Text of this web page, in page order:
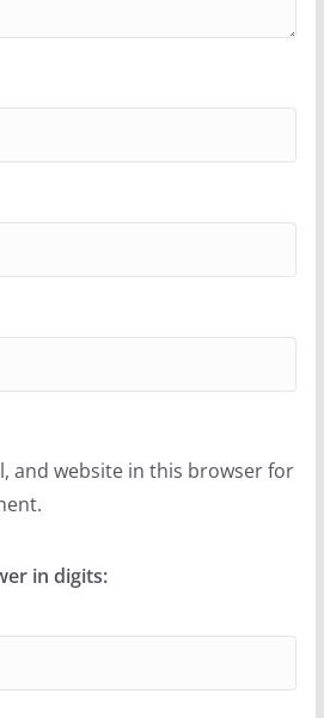
and website in this browser for
in digits: